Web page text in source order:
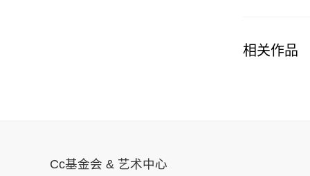
相关作品
Cc基金会 & 艺术中心